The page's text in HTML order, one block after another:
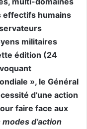
effectifs humains
militaires
édition (24
», le Général
d’une action
faire face aux
d’action